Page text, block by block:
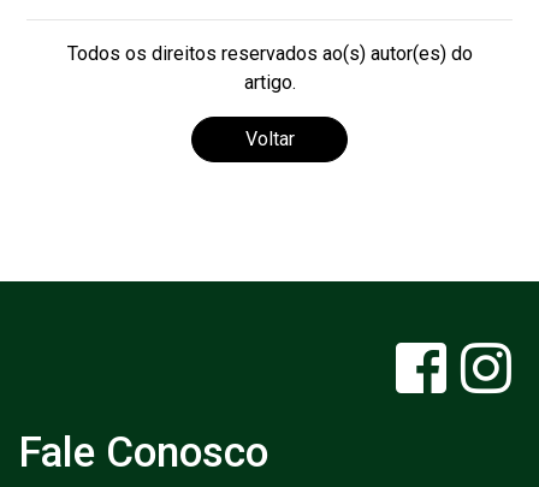
Todos os direitos reservados ao(s) autor(es) do
artigo.
Voltar
Fale Conosco